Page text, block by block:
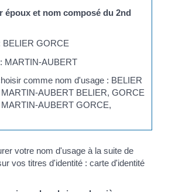
époux et nom composé du 2nd
GORCE
MARTIN-AUBERT
comme nom d'usage : BELIER
AUBERT BELIER, GORCE
AUBERT GORCE,
votre nom d'usage à la suite de
vos titres d'identité : carte d'identité